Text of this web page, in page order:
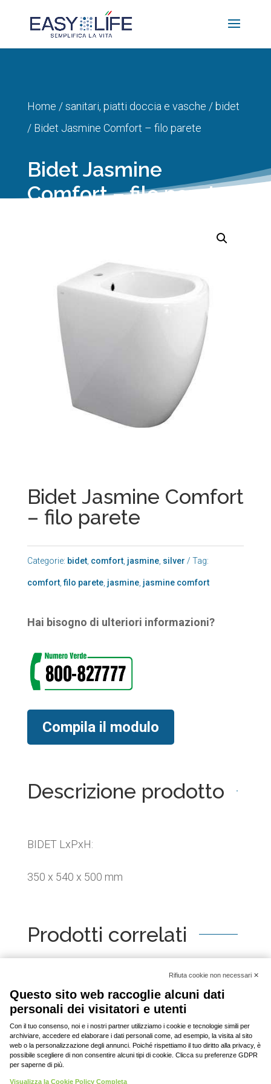
Home /sanitari, piatti doccia e vasche / bidet
/ Bidet Jasmine Comfort – filo parete
Bidet Jasmine
Comfort – filo parete
Bidet Jasmine Comfort
– filo parete
Categorie: bidet, comfort, jasmine, silver Tag:
comfort,filo parete, jasmine, jasmine comfort
Hai bisogno di ulteriori informazioni?
Compila il modulo
Descrizione prodotto
BIDET LxPxH:
350 x 540 x 500 mm
Prodotti correlati
[woo_product_slider id="2798"]